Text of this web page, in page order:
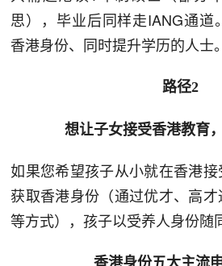
思），毕业后同样走IANG通道
香港身份、同时提升学历的人士。
路径2
想让子女接受香港教育
如果您希望孩子从小就在香港
获取香港身份（通过优才、高
等方式），孩子以受养人身份随
香港身份五大主流